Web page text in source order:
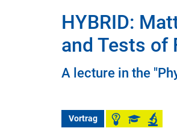
HYBRID:
and Tests of
A lecture in the
Vortrag